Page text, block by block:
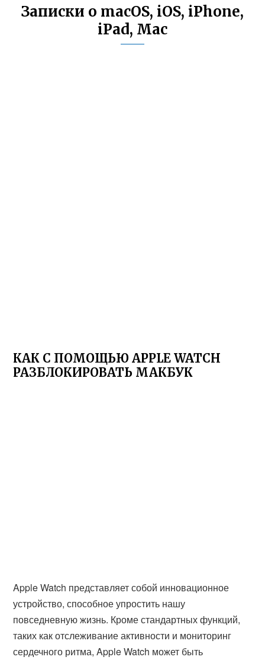
Записки о macOS, iOS, iPhone,
iPad, Mac
КАК С ПОМОЩЬЮ APPLE WATCH
РАЗБЛОКИРОВАТЬ МАКБУК
Apple Watch представляет собой инновационное
устройство, способное упростить нашу
повседневную жизнь. Кроме стандартных функций,
таких как отслеживание активности и мониторинг
сердечного ритма, Apple Watch может быть